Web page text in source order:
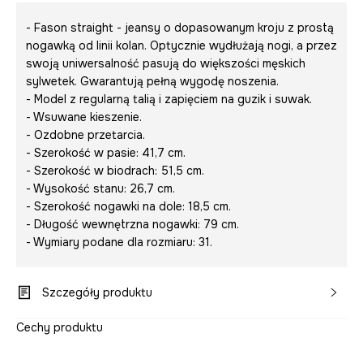
- Fason straight - jeansy o dopasowanym kroju z prostą
nogawką od linii kolan. Optycznie wydłużają nogi, a przez
swoją uniwersalność pasują do większości męskich
sylwetek. Gwarantują pełną wygodę noszenia.
- Model z regularną talią i zapięciem na guzik i suwak.
- Wsuwane kieszenie.
- Ozdobne przetarcia.
- Szerokość w pasie: 41,7 cm.
- Szerokość w biodrach: 51,5 cm.
- Wysokość stanu: 26,7 cm.
- Szerokość nogawki na dole: 18,5 cm.
- Długość wewnętrzna nogawki: 79 cm.
- Wymiary podane dla rozmiaru: 31.
Szczegóły produktu
Cechy produktu